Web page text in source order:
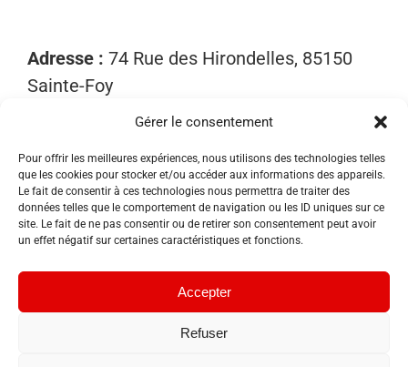
Gérer le consentement
Pour offrir les meilleures expériences, nous utilisons des technologies telles
que les cookies pour stocker et/ou accéder aux informations des appareils.
Le fait de consentir à ces technologies nous permettra de traiter des
données telles que le comportement de navigation ou les ID uniques sur ce
site. Le fait de ne pas consentir ou de retirer son consentement peut avoir
un effet négatif sur certaines caractéristiques et fonctions.
Accepter
Refuser
Adresse : 74 Rue des Hirondelles, 85150
Sainte-Foy
Email : contact@sosnuisibles85.fr
SIRET :89455533300018